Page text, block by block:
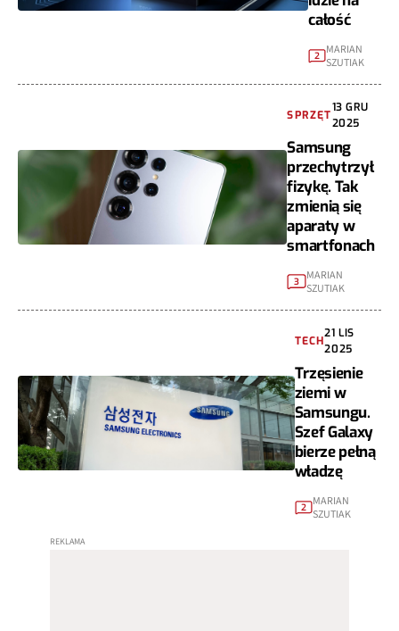
całość
2
MARIAN
SZUTIAK
SPRZĘT
13 GRU
2025
Samsung
przechytrzył
fizykę. Tak
zmienią się
aparaty w
smartfonach
3
MARIAN
SZUTIAK
TECH
21 LIS
2025
Trzęsienie
ziemi w
Samsungu.
Szef Galaxy
bierze pełną
władzę
2 MARIAN
SZUTIAK